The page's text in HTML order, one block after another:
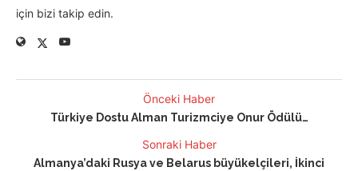
için bizi takip edin.
Önceki Haber
Türkiye Dostu Alman Turizmciye Onur Ödülü…
Sonraki Haber
Almanya’daki Rusya ve Belarus büyükelçileri, İkinci